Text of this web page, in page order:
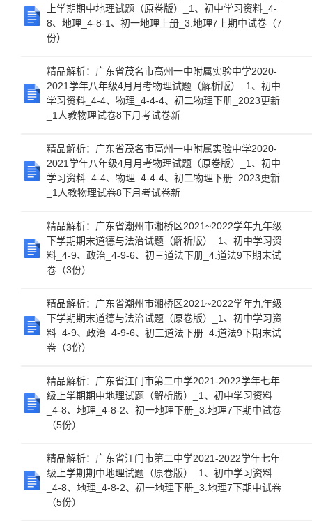
上学期期中地理试题（原卷版）_1、初中学习资料_4-
8、地理_4-8-1、初一地理上册_3.地理7上期中试卷（7
份）
精品解析：广东省茂名市高州一中附属实验中学2020-
2021学年八年级4月月考物理试题（解析版）_1、初中
学习资料_4-4、物理_4-4-4、初二物理下册_2023更新
_1人教物理试卷8下月考试卷新
精品解析：广东省茂名市高州一中附属实验中学2020-
2021学年八年级4月月考物理试题（原卷版）_1、初中
学习资料_4-4、物理_4-4-4、初二物理下册_2023更新
_1人教物理试卷8下月考试卷新
精品解析：广东省潮州市湘桥区2021~2022学年九年级
下学期期末道德与法治试题（解析版）_1、初中学习资
料_4-9、政治_4-9-6、初三道法下册_4.道法9下期末试
卷（3份）
精品解析：广东省潮州市湘桥区2021~2022学年九年级
下学期期末道德与法治试题（原卷版）_1、初中学习资
料_4-9、政治_4-9-6、初三道法下册_4.道法9下期末试
卷（3份）
精品解析：广东省江门市第二中学2021-2022学年七年
级上学期期中地理试题（解析版）_1、初中学习资料
_4-8、地理_4-8-2、初一地理下册_3.地理7下期中试卷
（5份）
精品解析：广东省江门市第二中学2021-2022学年七年
级上学期期中地理试题（原卷版）_1、初中学习资料
_4-8、地理_4-8-2、初一地理下册_3.地理7下期中试卷
（5份）